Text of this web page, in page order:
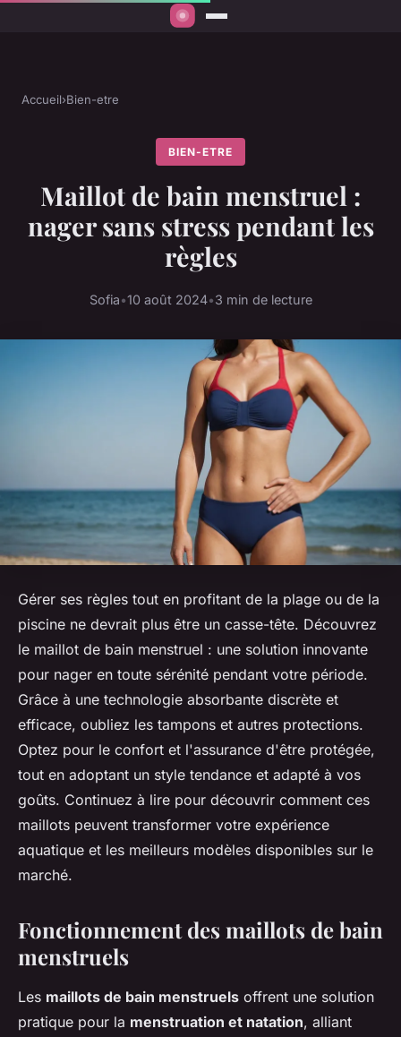
Accueil›Bien-etre
BIEN-ETRE
Maillot de bain menstruel :
nager sans stress pendant les
règles
Sofia•10 août 2024•3 min de lecture
Gérer ses règles tout en profitant de la plage ou de la
piscine ne devrait plus être un casse-tête. Découvrez
le maillot de bain menstruel : une solution innovante
pour nager en toute sérénité pendant votre période.
Grâce à une technologie absorbante discrète et
efficace, oubliez les tampons et autres protections.
Optez pour le confort et l'assurance d'être protégée,
tout en adoptant un style tendance et adapté à vos
goûts. Continuez à lire pour découvrir comment ces
maillots peuvent transformer votre expérience
aquatique et les meilleurs modèles disponibles sur le
marché.
Fonctionnement des maillots de bain
menstruels
Les maillots de bain menstruels offrent une solution
pratique pour la menstruation et natation, alliant